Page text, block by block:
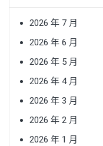
2026 年 7 月
2026 年 6 月
2026 年 5 月
2026 年 4 月
2026 年 3 月
2026 年 2 月
2026 年 1 月